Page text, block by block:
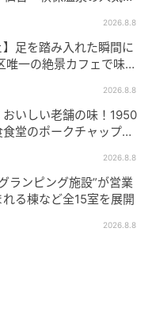
した設備は、出張な
立地
が集積し、15分ほ
「びわ細江工業団
の産業拠点が立地
2026.8.8
】足を踏み入れた瞬間に
一の絶景カフェで味わ
2026.8.8
おいしい老舗の味！1950
堂のポークチャップ！
2026.8.8
ランピング施設”が営業
る棟など全15室を展開
2026.8.8